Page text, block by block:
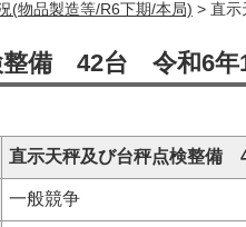
(物品製造等/R6下期/本局) > 直
整備 42台 令和6年
直示天秤及び台秤点検整備
一般競争